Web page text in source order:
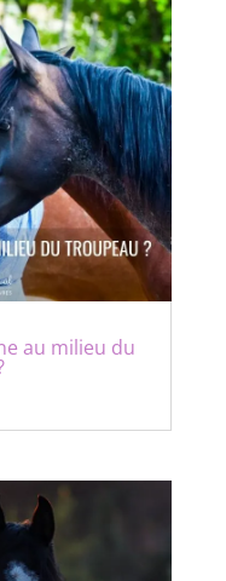
au milieu du